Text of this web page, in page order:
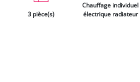
3 pièce(s)
Chauffage individuel
électrique radiateur